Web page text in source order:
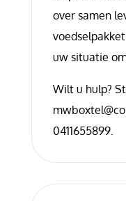
over samen
uw situatie
Wilt u hulp?
0411655899.